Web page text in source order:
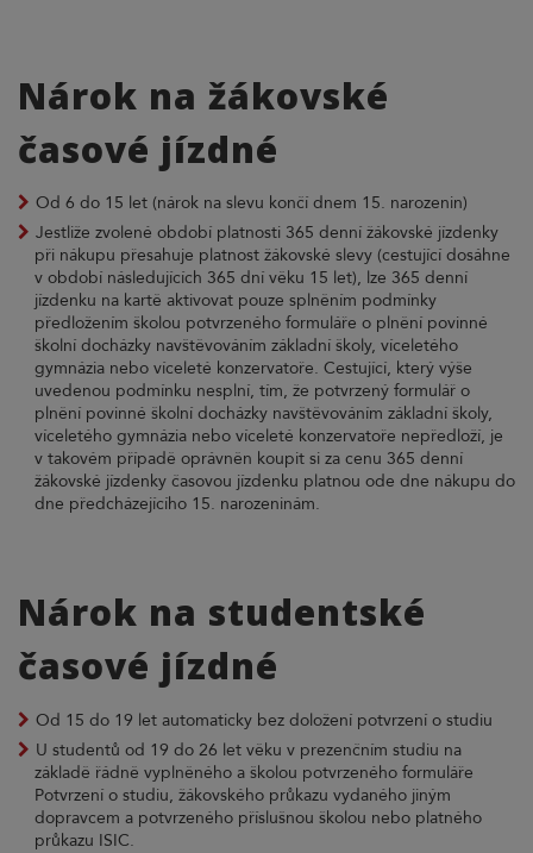
Nárok na žákovské
časové jízdné
Od 6 do 15 let (nárok na slevu končí dnem 15. narozenin)
Jestliže zvolené období platnosti 365 denní žákovské jízdenky
při nákupu přesahuje platnost žákovské slevy (cestující dosáhne
v období následujících 365 dní věku 15 let), lze 365 denní
jízdenku na kartě aktivovat pouze splněním podmínky
předložením školou potvrzeného formuláře o plnění povinné
školní docházky navštěvováním základní školy, víceletého
gymnázia nebo víceleté konzervatoře. Cestující, který výše
uvedenou podmínku nesplní, tím, že potvrzený formulář o
plnění povinné školní docházky navštěvováním základní školy,
víceletého gymnázia nebo víceleté konzervatoře nepředloží, je
v takovém případě oprávněn koupit si za cenu 365 denní
žákovské jízdenky časovou jízdenku platnou ode dne nákupu do
dne předcházejícího 15. narozeninám.
Nárok na studentské
časové jízdné
Od 15 do 19 let automaticky bez doložení potvrzení o studiu
U studentů od 19 do 26 let věku v prezenčním studiu na
základě řádně vyplněného a školou potvrzeného formuláře
Potvrzení o studiu, žákovského průkazu vydaného jiným
dopravcem a potvrzeného příslušnou školou nebo platného
průkazu ISIC.